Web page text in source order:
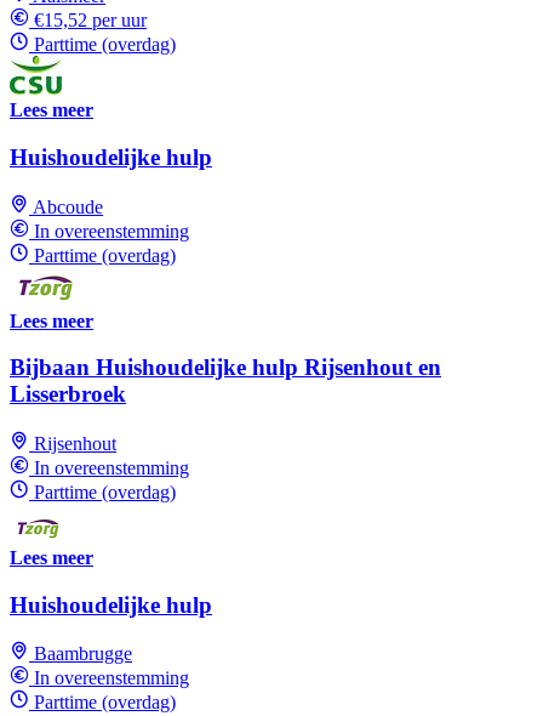
€15,52 per uur
Parttime (overdag)
Lees meer
Huishoudelijke hulp
Abcoude
In overeenstemming
Parttime (overdag)
Lees meer
Bijbaan Huishoudelijke hulp Rijsenhout en
Lisserbroek
Rijsenhout
In overeenstemming
Parttime (overdag)
Lees meer
Huishoudelijke hulp
Baambrugge
In overeenstemming
Parttime (overdag)